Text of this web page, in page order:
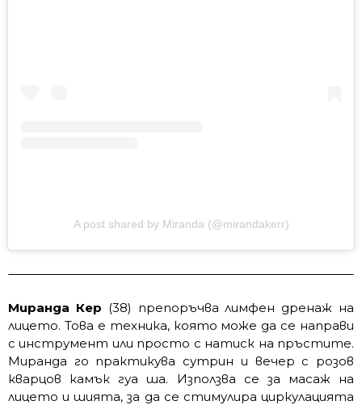
A post shared by Miranda (@mirandakerr)
Миранда Кер (38) препоръчва лимфен дренаж на
лицето. Това е техника, която може да се направи
с инструмент или просто с натиск на пръстите.
Миранда го практикува сутрин и вечер с розов
кварцов камък гуа ша. Използва се за масаж на
лицето и шията, за да се стимулира циркулацията